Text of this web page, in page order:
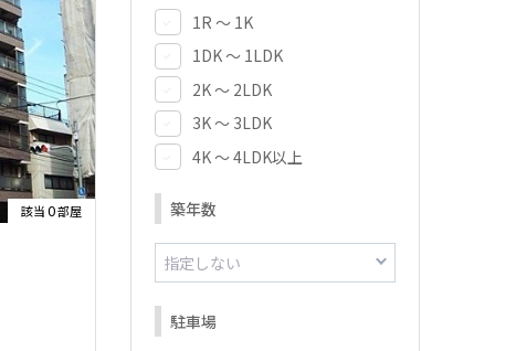
該当 0部屋
1R ～ 1K
1DK ～ 1LDK
2K ～ 2LDK
3K ～ 3LDK
4K ～ 4LDK以上
築年数
駐車場